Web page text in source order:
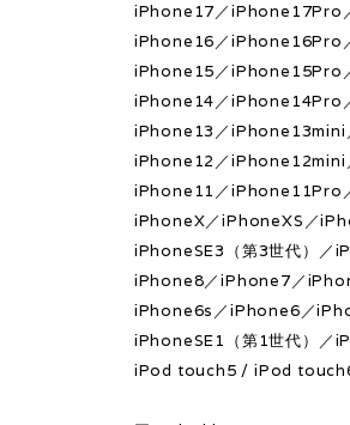
iPhone17／iPhone17Pro
iPhone16／iPhone16Pro
iPhone15／iPhone15Pro
iPhone14／iPhone14Pro
iPhone13／
iPhone12／
iPhone11／iPhone11Pro
iPhoneX／iPhoneXS／
iPhoneSE3（第3世代）／
iPhone8／iPhone7／
iPhone6s／iPhone6／
iPhoneSE1（第1世代）
iPod touch5 / iPod